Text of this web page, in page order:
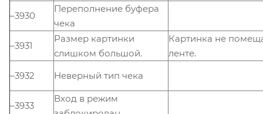
–3930
Переполнение буфера
чека
–3931
Размер картинки
слишком большой.
Картинка не
ленте.
–3932
Неверный тип чека
–3933
Вход в режим